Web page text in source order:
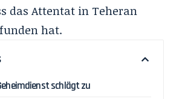
das Attentat in Teheran
hat.
schlägt zu